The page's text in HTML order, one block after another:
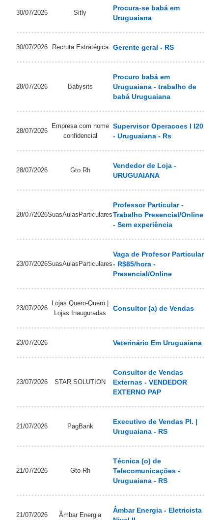
30/07/2026 Sitly
Procura-se babá em
Uruguaiana
30/07/2026 Recruta Estratégica Gerente geral - RS
28/07/2026 Babysits
Procuro babá em
Uruguaiana - trabalho de
babá Uruguaiana
28/07/2026
Empresa com nome
confidencial
Supervisor Operacoes I I20
- Uruguaiana - Rs
28/07/2026 Gto Rh
Vendedor de Loja -
URUGUAIANA
28/07/2026SuasAulasParticulares
Professor Particular -
Trabalho Presencial/Online
- Sem experiência
23/07/2026SuasAulasParticulares
Vaga de Profesor Particular
- R$85/hora -
Presencial/Online
23/07/2026
Lojas Quero-Quero |
Lojas Inauguradas
Consultor (a) de Vendas
23/07/2026 Veterinário Em Uruguaiana
23/07/2026 STAR SOLUTION
Consultor de Vendas
Externas - VENDEDOR
EXTERNO PAP
21/07/2026 PagBank
Executivo de Vendas Pl. |
Uruguaiana - RS
21/07/2026 Gto Rh
Técnica (o) de
Telecomunicações -
Uruguaiana - RS
21/07/2026 Âmbar Energia
Âmbar Energia - Eletricista